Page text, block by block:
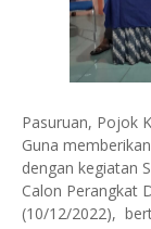
Pasuruan, Pojok
Guna
dengan kegiatan
Calon Perangkat
(10/12/2022),